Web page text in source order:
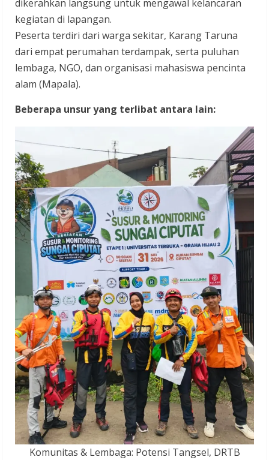
dikerahkan langsung untuk mengawal kelancaran
kegiatan di lapangan.
Peserta terdiri dari warga sekitar, Karang Taruna
dari empat perumahan terdampak, serta puluhan
lembaga, NGO, dan organisasi mahasiswa pencinta
alam (Mapala).
Beberapa unsur yang terlibat antara lain:
Komunitas & Lembaga: Potensi Tangsel, DRTB